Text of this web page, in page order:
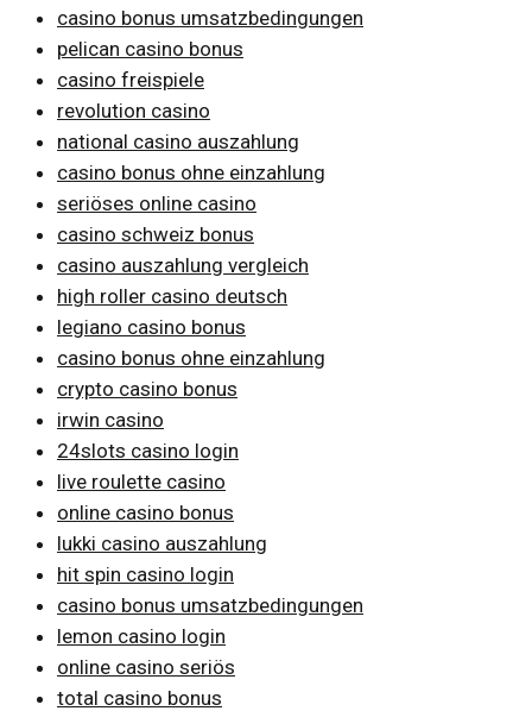
casino bonus umsatzbedingungen
pelican casino bonus
casino freispiele
revolution casino
national casino auszahlung
casino bonus ohne einzahlung
seriöses online casino
casino schweiz bonus
casino auszahlung vergleich
high roller casino deutsch
legiano casino bonus
casino bonus ohne einzahlung
crypto casino bonus
irwin casino
24slots casino login
live roulette casino
online casino bonus
lukki casino auszahlung
hit spin casino login
casino bonus umsatzbedingungen
lemon casino login
online casino seriös
total casino bonus